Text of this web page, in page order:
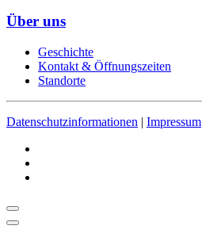
Über uns
Geschichte
Kontakt & Öffnungszeiten
Standorte
Datenschutzinformationen | Impressum